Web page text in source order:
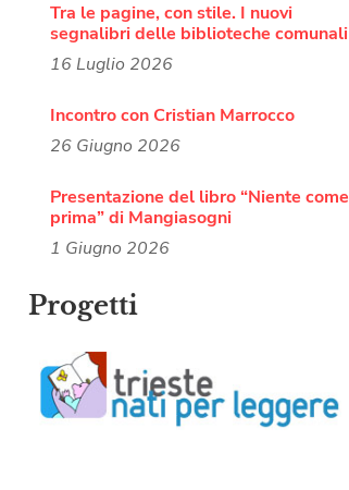
Tra le pagine, con stile. I nuovi
segnalibri delle biblioteche comunali
16 Luglio 2026
Incontro con Cristian Marrocco
26 Giugno 2026
Presentazione del libro “Niente come
prima” di Mangiasogni
1 Giugno 2026
Progetti